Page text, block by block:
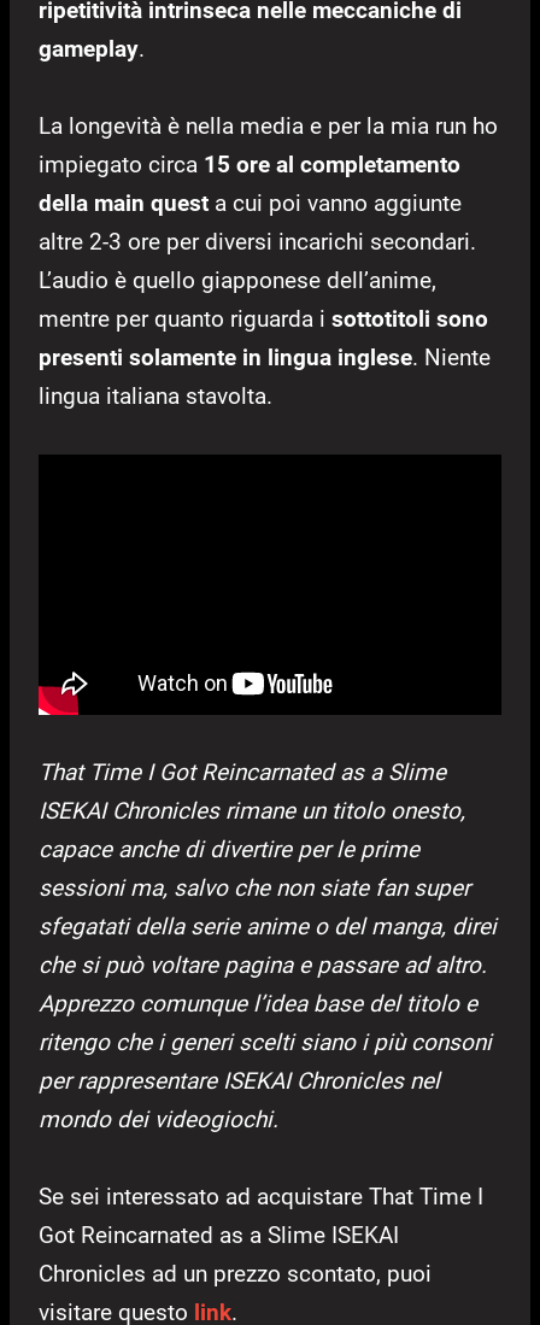
ripetitività intrinseca nelle meccaniche di
gameplay.
La longevità è nella media e per la mia run ho
impiegato circa 15 ore al completamento
della main quest a cui poi vanno aggiunte
altre 2-3 ore per diversi incarichi secondari.
L’audio è quello giapponese dell’anime,
mentre per quanto riguarda i sottotitoli sono
presenti solamente in lingua inglese. Niente
lingua italiana stavolta.
That Time I Got Reincarnated as a Slime
ISEKAI Chronicles rimane un titolo onesto,
capace anche di divertire per le prime
sessioni ma, salvo che non siate fan super
sfegatati della serie anime o del manga, direi
che si può voltare pagina e passare ad altro.
Apprezzo comunque l’idea base del titolo e
ritengo che i generi scelti siano i più consoni
per rappresentare ISEKAI Chronicles nel
mondo dei videogiochi.
Se sei interessato ad acquistare That Time I
Got Reincarnated as a Slime ISEKAI
Chronicles ad un prezzo scontato, puoi
visitare questo link.